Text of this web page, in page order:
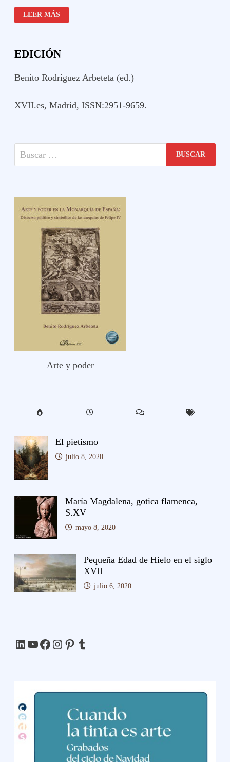
KRIS
FILIPINO
SIGLO
LEER MÁS
EDICIÓN
Benito Rodríguez Arbeteta (ed.)
XVII.es, Madrid, ISSN:2951-9659.
Buscar:
Arte y poder
El pietismo
julio 8, 2020
María Magdalena, gotica flamenca,
S.XV
mayo 8, 2020
Pequeña Edad de Hielo en el siglo
XVII
julio 6, 2020
LinkedIn
YouTube
Facebook
Instagram
Pinterest
Tumblr